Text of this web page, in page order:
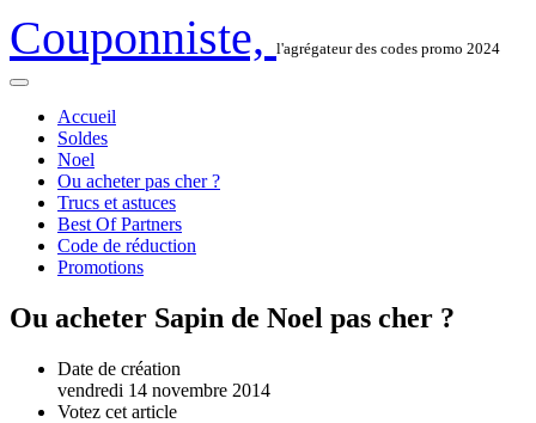
Couponniste, l'agrégateur des codes promo 2024
Accueil
Soldes
Noel
Ou acheter pas cher ?
Trucs et astuces
Best Of Partners
Code de réduction
Promotions
Ou acheter Sapin de Noel pas cher ?
Date de création
vendredi 14 novembre 2014
Votez cet article